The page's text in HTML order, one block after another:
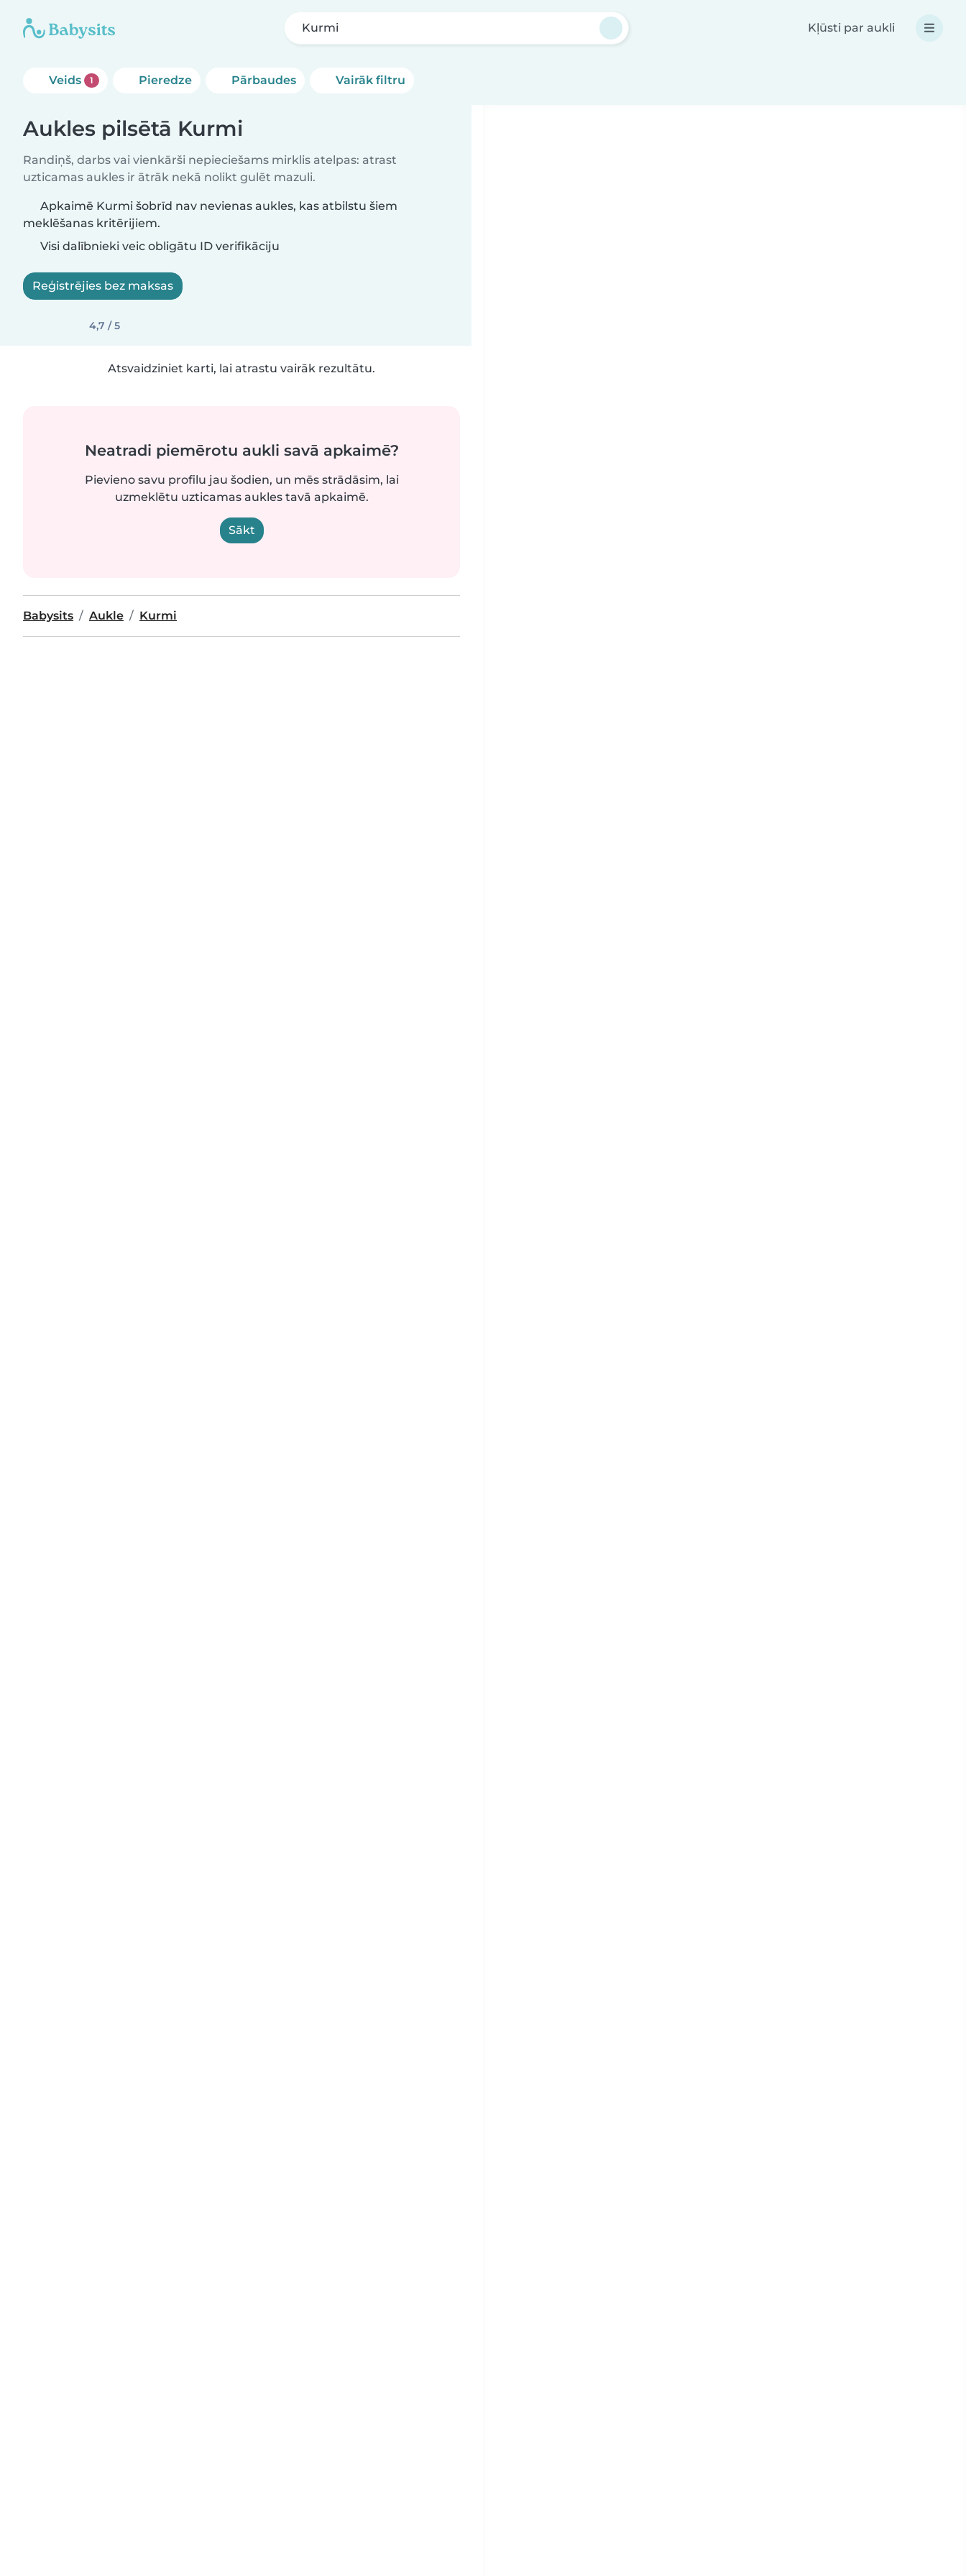
Kurmi Kļūsti par aukli
Veids 1 Pieredze Pārbaudes Vairāk filtru
Aukles pilsētā Kurmi
Randiņš, darbs vai vienkārši nepieciešams mirklis atelpas: atrast
uzticamas aukles ir ātrāk nekā nolikt gulēt mazuli.
Apkaimē Kurmi šobrīd nav nevienas aukles, kas atbilstu šiem
meklēšanas kritērijiem.
Visi dalībnieki veic obligātu ID verifikāciju
Reģistrējies bez maksas
4,7 / 5
Atsvaidziniet karti, lai atrastu vairāk rezultātu.
Neatradi piemērotu aukli savā apkaimē?
Pievieno savu profilu jau šodien, un mēs strādāsim, lai
uzmeklētu uzticamas aukles tavā apkaimē.
Sākt
Babysits Aukle Kurmi